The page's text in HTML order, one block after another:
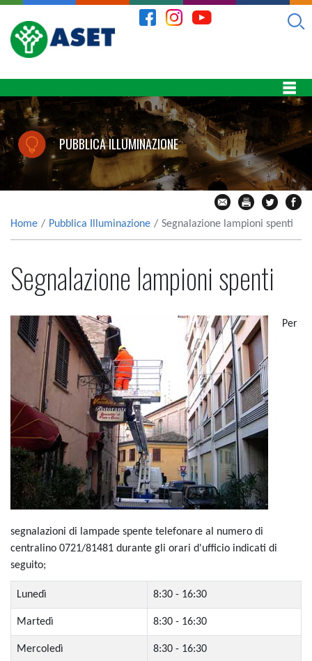
PUBBLICA ILLUMINAZIONE
Home Pubblica Illuminazione Segnalazione lampioni spenti
Segnalazione lampioni spenti
Per
segnalazioni di lampade spente telefonare al numero di
centralino 0721/81481 durante gli orari d'ufficio indicati di
seguito;
Lunedì 8:30 - 16:30
Martedì 8:30 - 16:30
Mercoledì 8:30 - 16:30